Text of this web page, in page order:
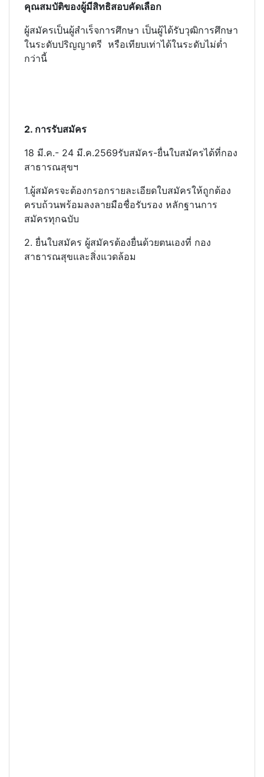
คุณสมบัติของผู้มีสิทธิสอบคัดเลือก
ผู้สมัครเป็นผู้สำเร็จการศึกษา เป็นผู้ได้รับวุฒิการศึกษา
ในระดับปริญญาตรี หรือเทียบเท่าได้ในระดับไม่ต่ำ
กว่านี้
2. การรับสมัคร
18 มี.ค.- 24 มี.ค.2569รับสมัคร-ยื่นใบสมัครได้ที่กอง
สาธารณสุขฯ
1.ผู้สมัครจะต้องกรอกรายละเอียดใบสมัครให้ถูกต้อง
ครบถ้วนพร้อมลงลายมือชื่อรับรอง หลักฐานการ
สมัครทุกฉบับ
2. ยื่นใบสมัคร ผู้สมัครต้องยื่นด้วยตนเองที่ กอง
สาธารณสุขและสิ่งแวดล้อม